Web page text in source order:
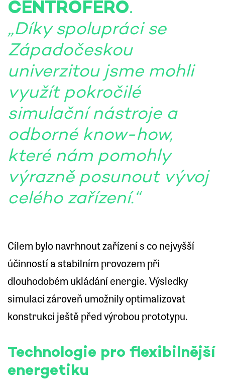
CENTROFERO.
„Díky spolupráci se
Západočeskou
univerzitou jsme mohli
využít pokročilé
simulační nástroje a
odborné know-how,
které nám pomohly
výrazně posunout vývoj
celého zařízení.“
Cílem bylo navrhnout zařízení s co nejvyšší
účinností a stabilním provozem při
dlouhodobém ukládání energie. Výsledky
simulací zároveň umožnily optimalizovat
konstrukci ještě před výrobou prototypu.
Technologie pro flexibilnější
energetiku